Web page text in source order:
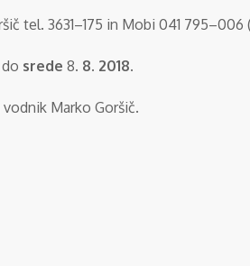
tel. 3631–175 in Mobi 041 795–006
srede 8. 8. 2018.
Marko Goršič.